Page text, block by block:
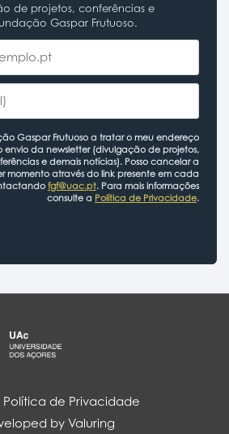
de projetos, conferências e
Gaspar Frutuoso.
Gaspar Frutuoso a tratar o meu endereço
envio da newsletter (divulgação de projetos,
e demais notícias). Posso cancelar a
momento através do link presente em cada
fgf@uac.pt. Para mais informações
consulte a Política de Privacidade.
Política de Privacidade
by Valuring